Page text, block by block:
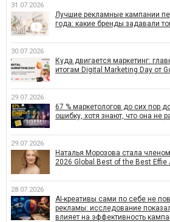
31.07.2026
Лучшие рекламные кампании
года: какие бренды задавали
30.07.2026
Куда двигается маркетинг:
итогам Digital Marketing Day от
29.07.2026
67 % маркетологов до сих пор
ошибку, хотя знают, что она не
29.07.2026
Наталья Морозова стала
2026 Global Best of the Best Effie
28.07.2026
AI-креативы сами по себе не
рекламы: исследование
влияет на эффективность